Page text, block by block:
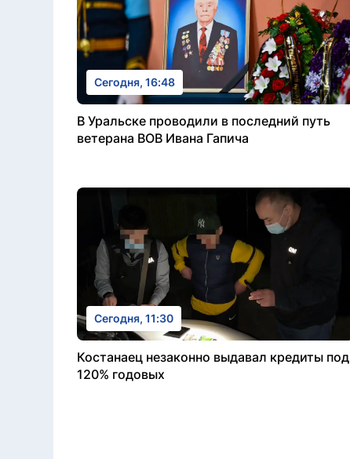
Сегодня, 16:48
В Уральске проводили в последний путь
ветерана ВОВ Ивана Гапича
Сегодня, 11:30
Костанаец незаконно выдавал кредиты под
120% годовых